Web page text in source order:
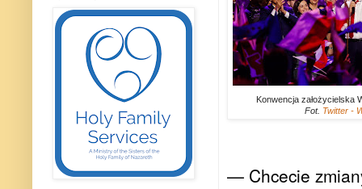
Konwencja założycielska
Fot. Twitter -
— Chcecie